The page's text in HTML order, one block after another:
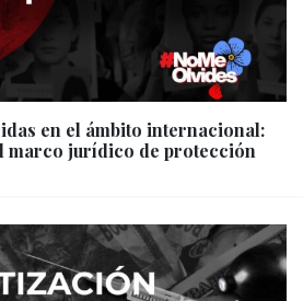
en el ámbito internacional:
marco jurídico de protección